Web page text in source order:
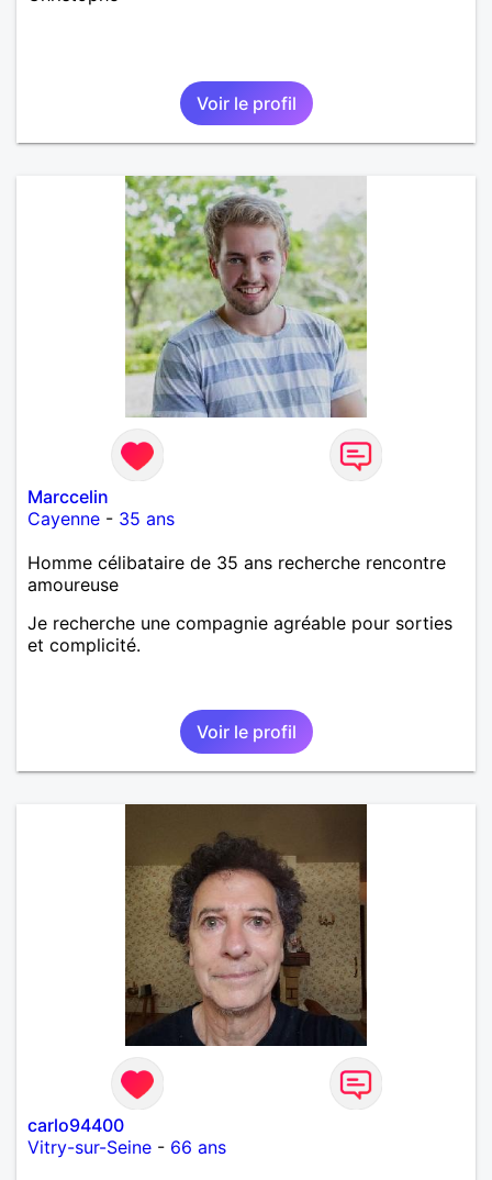
Voir le profil
Marccelin
Cayenne - 35 ans
Homme célibataire de 35 ans recherche rencontre
amoureuse
Je recherche une compagnie agréable pour sorties
et complicité.
Voir le profil
carlo94400
Vitry-sur-Seine - 66 ans